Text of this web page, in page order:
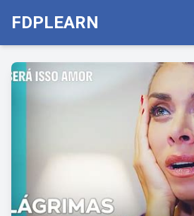
FDPLEARN